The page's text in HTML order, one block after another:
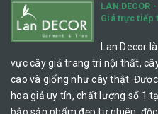
LAN DECOR
Giá trực tiếp
Lan Decor
vực cây giả trang trí nội thất,
cao và giống như cây thật.
hoa giả uy tín, chất lượng số 1